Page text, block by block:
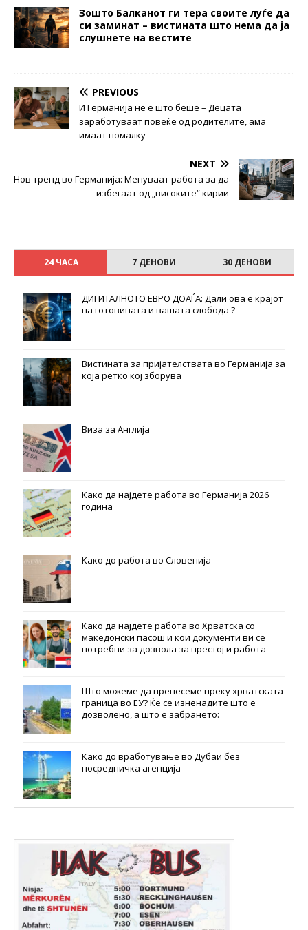
Зошто Балканот ги тера своите луѓе да
си заминат – вистината што нема да ја
слушнете на вестите
PREVIOUS
И Германија не е што беше – Децата
заработуваат повеќе од родителите, ама
имаат помалку
NEXT
Нов тренд во Германија: Менуваат работа за да
избегаат од „високите“ кирии
24 ЧАСА 7 ДЕНОВИ 30 ДЕНОВИ
ДИГИТАЛНОТО ЕВРО ДОАЃА: Дали ова е крајот
на готовината и вашата слобода ?
Вистината за пријателствата во Германија за
која ретко кој зборува
Виза за Англија
Како да најдете работа во Германија 2026
година
Како до работа во Словенија
Како да најдете работа во Хрватска со
македонски пасош и кои документи ви се
потребни за дозвола за престој и работа
Што можеме да пренесеме преку хрватската
граница во ЕУ? Ќе се изненадите што е
дозволено, а што е забрането:
Како до вработување во Дубаи без
посредничка агенција